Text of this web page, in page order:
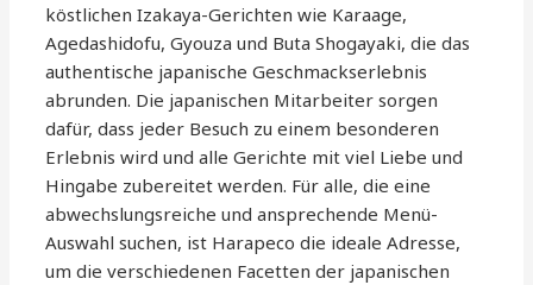
köstlichen Izakaya-Gerichten wie Karaage,
Agedashidofu, Gyouza und Buta Shogayaki, die das
authentische japanische Geschmackserlebnis
abrunden. Die japanischen Mitarbeiter sorgen
dafür, dass jeder Besuch zu einem besonderen
Erlebnis wird und alle Gerichte mit viel Liebe und
Hingabe zubereitet werden. Für alle, die eine
abwechslungsreiche und ansprechende Menü-
Auswahl suchen, ist Harapeco die ideale Adresse,
um die verschiedenen Facetten der japanischen